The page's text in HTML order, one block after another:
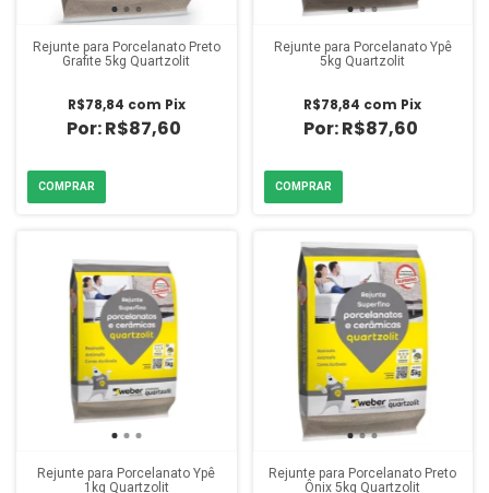
Rejunte para Porcelanato Preto
Grafite 5kg Quartzolit
R$87,60
R$78,84 com Pix
Rejunte para Porcelanato Ypê
5kg Quartzolit
R$87,60
R$78,84 com Pix
Rejunte para Porcelanato Ypê
1kg Quartzolit
Rejunte para Porcelanato Preto
Ônix 5kg Quartzolit